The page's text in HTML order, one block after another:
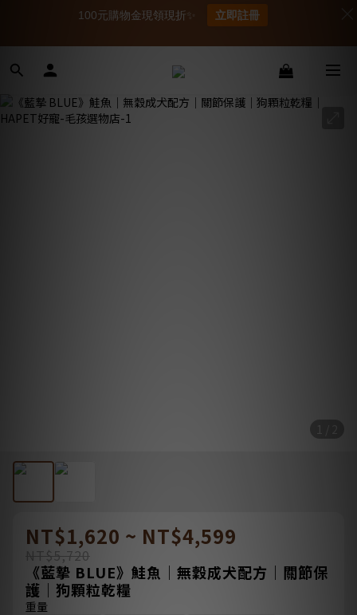
NT$1,620 ~ NT$4,599
NT$5,720
《藍摯 BLUE》鮭魚｜無穀成犬配方｜關節保
護｜狗顆粒乾糧
重量
100元購物金現領現折✨ 立即註冊